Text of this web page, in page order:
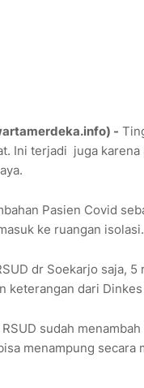
-
Ini terjadi juga
Pasien Covid
ke ruangan isolasi.
dr Soekarjo saja,
keterangan dari
sudah
menampung secara